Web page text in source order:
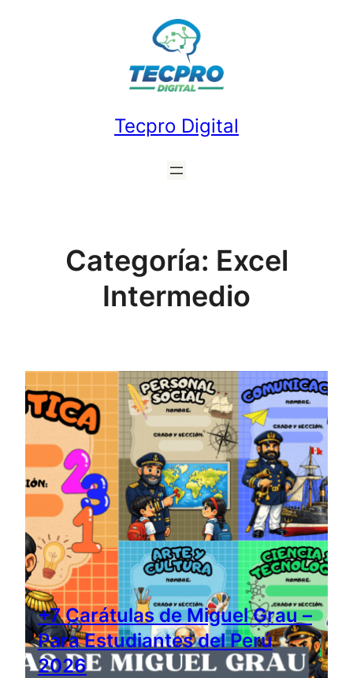
Tecpro Digital
Categoría: Excel
Intermedio
+7 Carátulas de Miguel Grau –
Para Estudiantes del Perú
2026